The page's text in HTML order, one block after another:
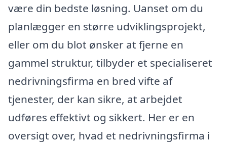
være din bedste løsning. Uanset om du
planlægger en større udviklingsprojekt,
eller om du blot ønsker at fjerne en
gammel struktur, tilbyder et specialiseret
nedrivningsfirma en bred vifte af
tjenester, der kan sikre, at arbejdet
udføres effektivt og sikkert. Her er en
oversigt over, hvad et nedrivningsfirma i